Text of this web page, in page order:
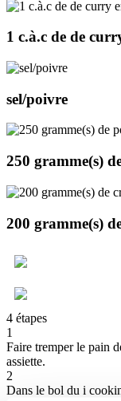
1 c.à.c de de
sel/poivre
250 gramme(s)
200 gramme(s)
4 étapes
1
Faire tremper le pain
assiette.
2
Dans le bol du i